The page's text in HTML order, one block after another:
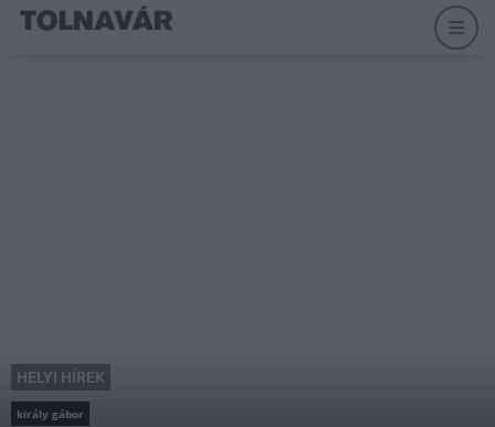
HELYI HÍREK
király gábor